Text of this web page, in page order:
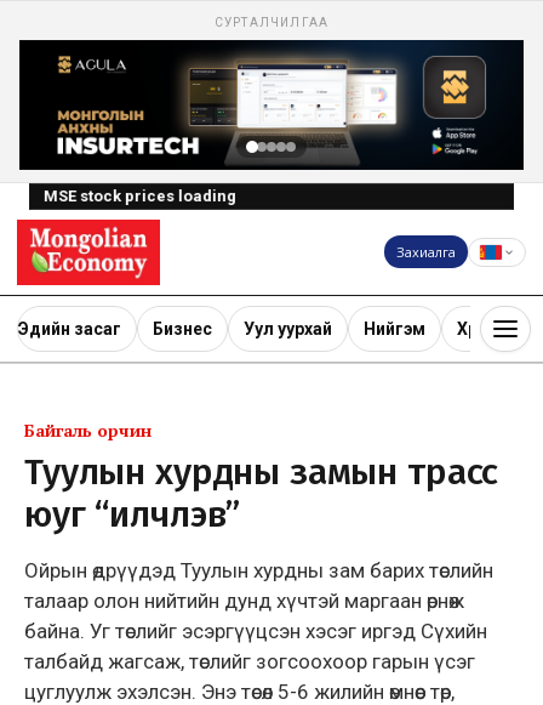
СУРТАЛЧИЛГАА
MSE stock prices loading
Захиалга
Эдийн засаг Бизнес Уул уурхай Нийгэм Хөрөнгө
Байгаль орчин
Туулын хурдны замын трасс
юуг “илчлэв”
Ойрын өдрүүдэд Туулын хурдны зам барих төслийн
талаар олон нийтийн дунд хүчтэй маргаан өрнөж
байна. Уг төслийг эсэргүүцсэн хэсэг иргэд Сүхийн
талбайд жагсаж, төслийг зогсоохоор гарын үсэг
цуглуулж эхэлсэн. Энэ төсөл 5-6 жилийн өмнөөс төр,